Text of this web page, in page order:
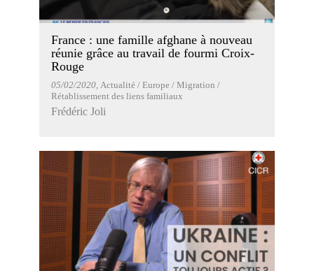
France : une famille afghane à nouveau
réunie grâce au travail de fourmi Croix-
Rouge
05/02/2020, Actualité / Europe / Migration /
Rétablissement des liens familiaux
Frédéric Joli